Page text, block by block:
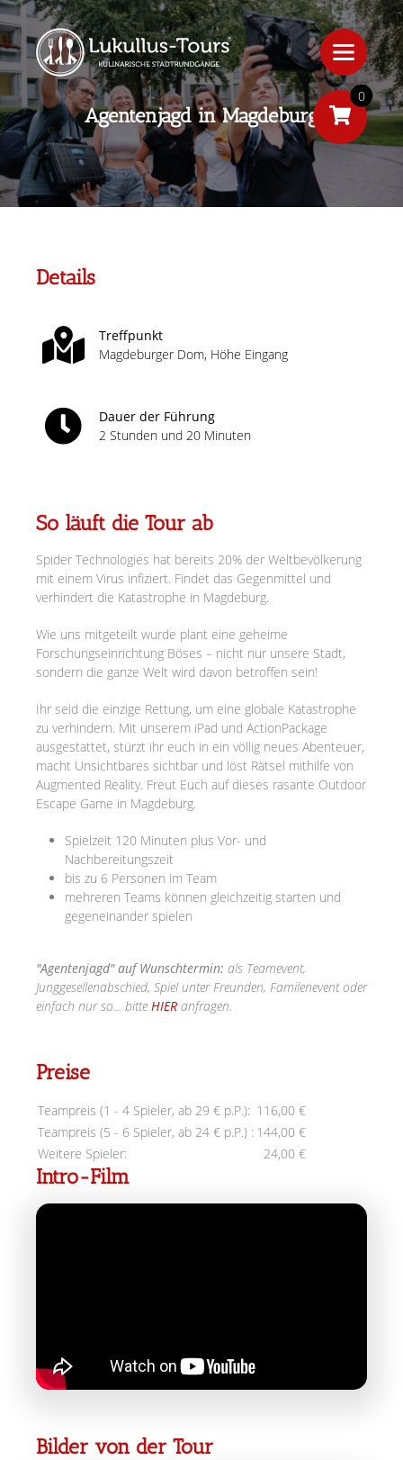
Agentenjagd in Magdeburg
Details
Treffpunkt
Magdeburger Dom, Höhe Eingang
Dauer der Führung
2 Stunden und 20 Minuten
So läuft die Tour ab
Spider Technologies hat bereits 20% der Weltbevölkerung
mit einem Virus infiziert. Findet das Gegenmittel und
verhindert die Katastrophe in Magdeburg.
Wie uns mitgeteilt wurde plant eine geheime
Forschungseinrichtung Böses – nicht nur unsere Stadt,
sondern die ganze Welt wird davon betroffen sein!
Ihr seid die einzige Rettung, um eine globale Katastrophe
zu verhindern. Mit unserem iPad und ActionPackage
ausgestattet, stürzt ihr euch in ein völlig neues Abenteuer,
macht Unsichtbares sichtbar und löst Rätsel mithilfe von
Augmented Reality. Freut Euch auf dieses rasante Outdoor
Escape Game in Magdeburg.
Spielzeit 120 Minuten plus Vor- und
Nachbereitungszeit
bis zu 6 Personen im Team
mehreren Teams können gleichzeitig starten und
gegeneinander spielen
"Agentenjagd" auf Wunschtermin: als Teamevent,
Junggesellenabschied, Spiel unter Freunden, Familenevent oder
einfach nur so... bitte HIER anfragen.
Preise
Teampreis (1 - 4 Spieler, ab 29 € p.P.): 116,00 €
Teampreis (5 - 6 Spieler, ab 24 € p.P.) : 144,00 €
Weitere Spieler:
24,00 €
Intro-Film
Bilder von der Tour
0